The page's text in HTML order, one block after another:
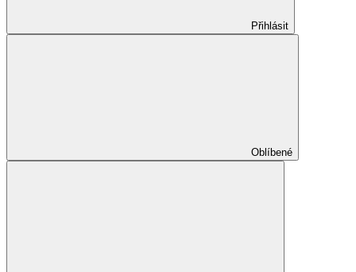
Přihlásit
Oblíbené